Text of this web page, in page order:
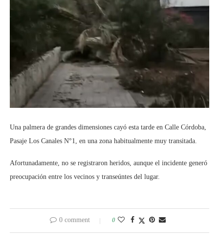
Una palmera de grandes dimensiones cayó esta tarde en Calle Córdoba,
Pasaje Los Canales N°1, en una zona habitualmente muy transitada.
Afortunadamente, no se registraron heridos, aunque el incidente generó
preocupación entre los vecinos y transeúntes del lugar.
0 comment 0